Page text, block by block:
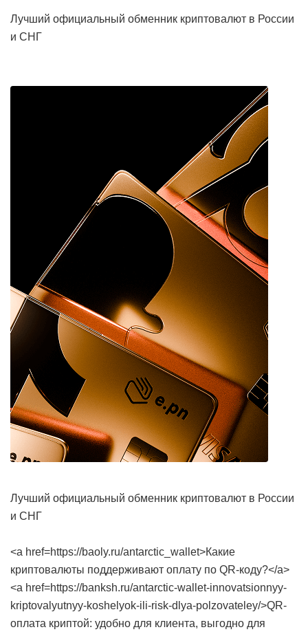
Лучший официальный обменник криптовалют в России
и СНГ
Лучший официальный обменник криптовалют в России
и СНГ
<a href=https://baoly.ru/antarctic_wallet>Какие
криптовалюты поддерживают оплату по QR-коду?</a>
<a href=https://banksh.ru/antarctic-wallet-innovatsionnyy-
kriptovalyutnyy-koshelyok-ili-risk-dlya-polzovateley/>QR-
оплата криптой: удобно для клиента, выгодно для